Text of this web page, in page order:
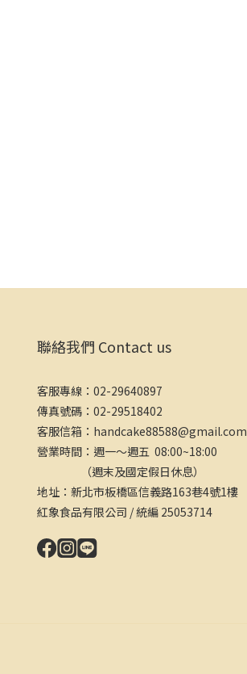
聯絡我們 Contact us
客服專線：02-29640897
傳真號碼：02-29518402
客服信箱：handcake88588@gmail.com
營業時間：週一～週五 08:00~18:00
（週末及國定假日休息）
地址：新北市板橋區信義路163巷4號1樓
紅象食品有限公司 / 統編 25053714